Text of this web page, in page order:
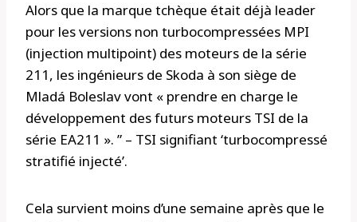
Alors que la marque tchèque était déjà leader
pour les versions non turbocompressées MPI
(injection multipoint) des moteurs de la série
211, les ingénieurs de Skoda à son siège de
Mladá Boleslav vont « prendre en charge le
développement des futurs moteurs TSI de la
série EA211 ». ” – TSI signifiant ‘turbocompressé
stratifié injecté’.
Cela survient moins d’une semaine après que le